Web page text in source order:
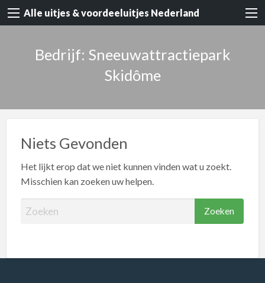
Alle uitjes & voordeeluitjes Nederland
Bedrijf: Sneeuwattractiepark
Skidôme
Niets Gevonden
Het lijkt erop dat we niet kunnen vinden wat u zoekt.
Misschien kan zoeken uw helpen.
e